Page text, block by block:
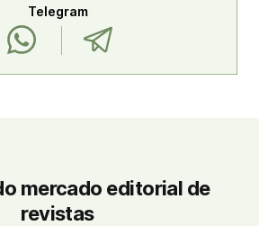
Telegram
mercado editorial de
revistas